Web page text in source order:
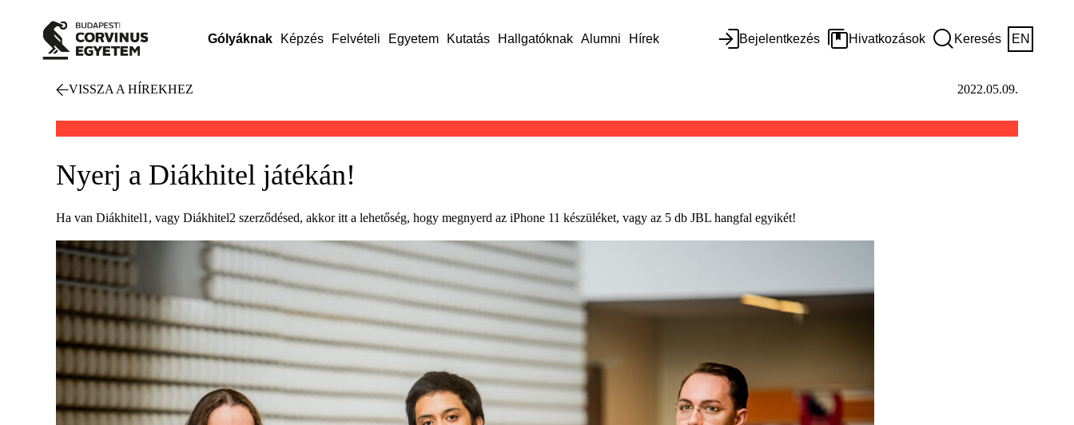
Gólyáknak Képzés Felvételi Egyetem Kutatás Hallgatóknak Alumni Hírek Bejelentkezés Hivatkozások Keresés EN
VISSZA A HÍREKHEZ 2022.05.09.
Nyerj a Diákhitel játékán!
Ha van Diákhitel1, vagy Diákhitel2 szerződésed, akkor itt a lehetőség, hogy megnyerd az iPhone 11 készüléket, vagy az 5 db JBL hangfal egyikét!